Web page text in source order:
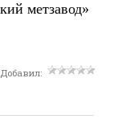
метзавод»
Добавил: